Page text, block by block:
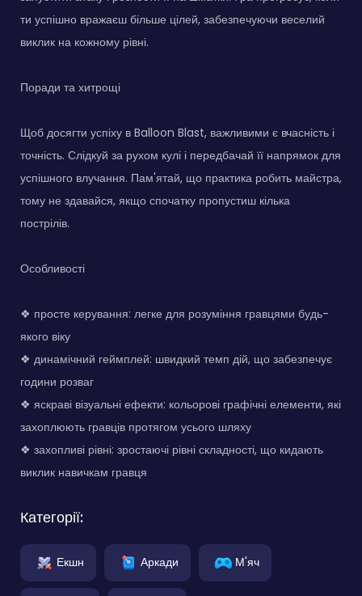
ти успішно вражаєш більше цілей, забезпечуючи веселий
виклик на кожному рівні.
Поради та хитрощі
Щоб досягти успіху в Balloon Blast, важливими є вчасність і
точність. Слідкуй за рухом кулі і передбачай її напрямок для
успішного влучання. Пам'ятай, що практика робить майстра,
тому не здавайся, якщо спочатку пропустиш кілька
пострілів.
Особливості
❖ просте керування: легке для розуміння гравцями будь-
якого віку
❖ динамічний геймплей: швидкий темп дій, що забезпечує
години розваг
❖ яскраві візуальні ефекти: кольорові графічні елементи, які
захоплюють гравців протягом усього шляху
❖ захопливі рівні: зростаючі рівні складності, що кидають
виклик навичкам гравця
Категорії:
Екшн Аркади М'яч